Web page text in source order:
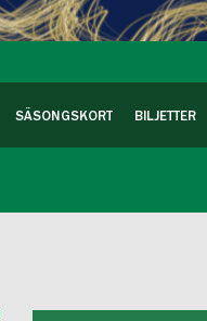
SÄSONGSKORT BILJETTER